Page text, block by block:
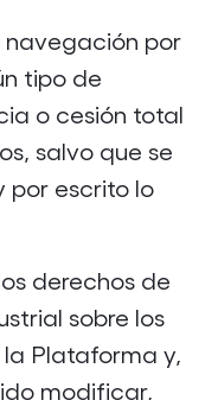
navegación por
tipo de
o cesión total
salvo que se
por escrito lo
derechos de
sobre los
Plataforma y,
modificar,